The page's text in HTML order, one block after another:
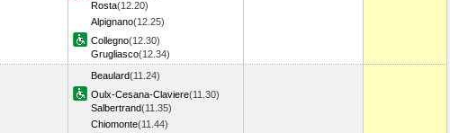
Rosta(12.20)
Alpignano(12.25)
Collegno(12.30)
Grugliasco(12.34)
Beaulard(11.24)
Oulx-Cesana-Claviere(11.30)
Salbertrand(11.35)
Chiomonte(11.44)